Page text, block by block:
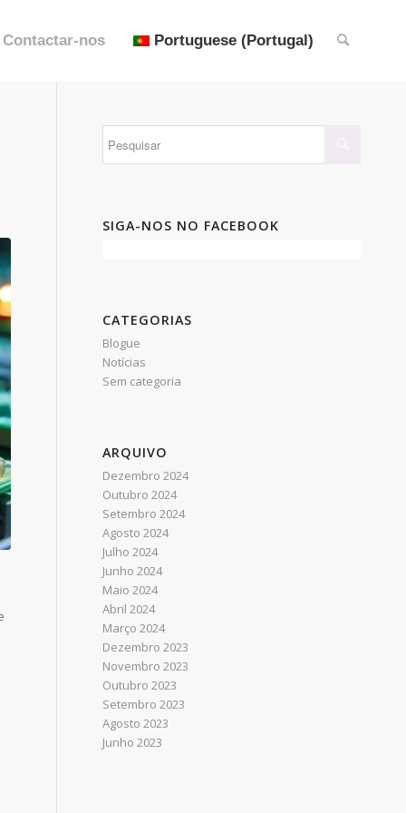
Contactar-nos Portuguese (Portugal)
SIGA-NOS NO FACEBOOK
CATEGORIAS
Blogue
Notícias
Sem categoria
ARQUIVO
Dezembro 2024
Outubro 2024
Setembro 2024
Agosto 2024
Julho 2024
Junho 2024
Maio 2024
Abril 2024
Março 2024
Dezembro 2023
Novembro 2023
Outubro 2023
Setembro 2023
Agosto 2023
Junho 2023